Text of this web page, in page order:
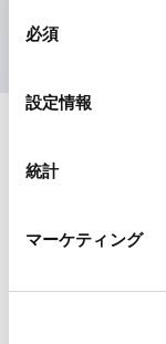
必須
設定情報
統計
マーケティング
ドキュメント
カタログ CAD
ARN形モノ